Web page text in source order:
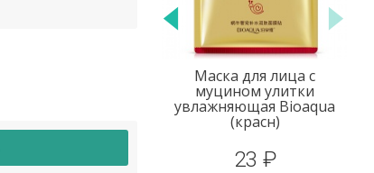
Крем для рук в наборе 5
199 ₽
Маска
муцином